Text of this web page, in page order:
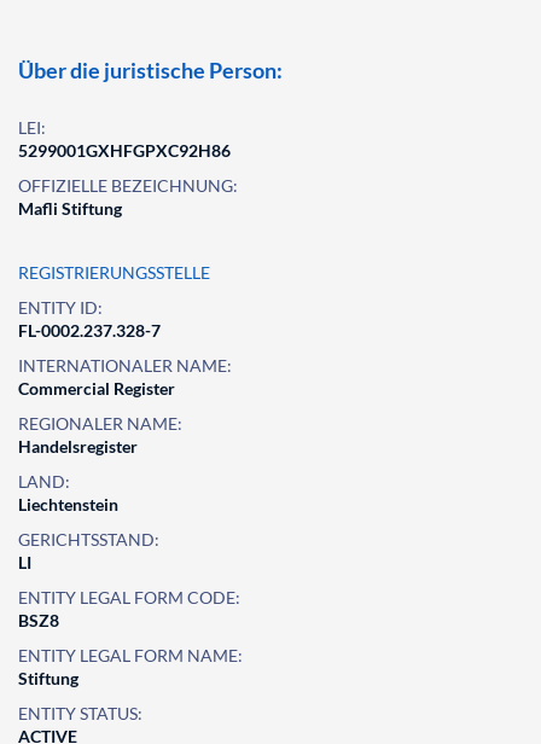
Über die juristische Person:
LEI:
5299001GXHFGPXC92H86
OFFIZIELLE BEZEICHNUNG:
Mafli Stiftung
REGISTRIERUNGSSTELLE
ENTITY ID:
FL-0002.237.328-7
INTERNATIONALER NAME:
Commercial Register
REGIONALER NAME:
Handelsregister
LAND:
Liechtenstein
GERICHTSSTAND:
LI
ENTITY LEGAL FORM CODE:
BSZ8
ENTITY LEGAL FORM NAME:
Stiftung
ENTITY STATUS:
ACTIVE